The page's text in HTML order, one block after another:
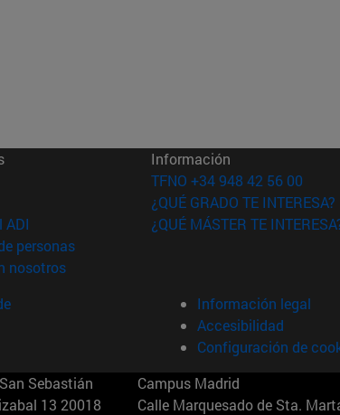
(abre en nueva ventana)
en nueva ventana)
ADI (abre en nueva ventana)
personas(abre en nueva ventana)
nosotros(abre en nueva ventana)
Información
TFNO +34 948 42 56 00
¿QUÉ GRADO TE INTERESA?
¿QUÉ MÁSTER TE
Información legal
Accesibilidad
Configuración de
Sebastián
13 20018
Campus Madrid
Calle Marquesado de Sta.